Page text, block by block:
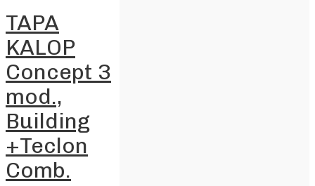
TAPA
KALOP
Concept 3
mod.,
Building
+Teclon
Comb.